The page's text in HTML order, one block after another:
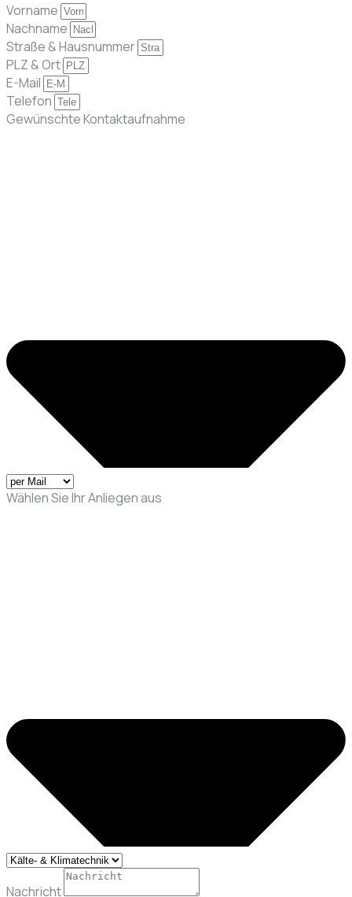
Vorname
Nachname
Straße & Hausnummer
PLZ & Ort
E-Mail
Telefon
Gewünschte Kontaktaufnahme
Wählen Sie Ihr Anliegen aus
Nachricht